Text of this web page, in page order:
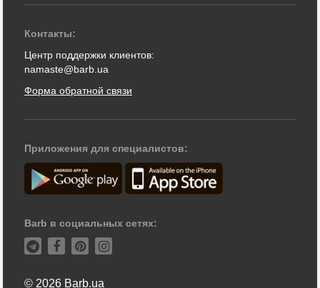
Контакты:
Центр поддержки клиентов:
namaste@barb.ua
Форма обратной связи
Приложения для специалистов:
Barb в социальных сетях:
© 2026 Barb.ua